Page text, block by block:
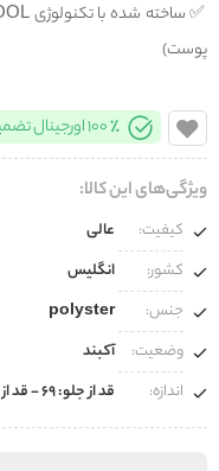
پوست)
100% اورجینال تضمینی
ویژگی‌های این کالا:
کیفیت:
عالی
کشور:
انگلیس
جنس:
polyster
وضعیت:
آکبند
اندازه:
قد از جلو: 69 - قد از پشت: 71 - سینه: 54 - کمر: 56